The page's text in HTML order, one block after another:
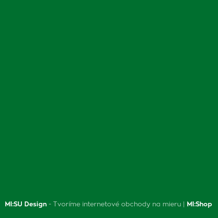
MI:SU Design - Tvoríme internetové obchody na mieru | MI:Shop